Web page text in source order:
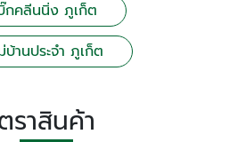
กคลีนนิ่ง ภูเก็ต
บ้านประจำ ภูเก็ต
ราสินค้า